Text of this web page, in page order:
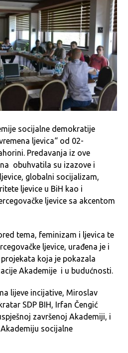
socijalne demokratije
ljevica“ od 02-
Predavanja iz ove
obuhvatila su izazove i
globalni socijalizam,
ljevice u BiH kao i
ljevice sa akcentom
tema, feminizam i ljevica te
ljevice, urađena je i
koja je pokazala
Akademije i u budućnosti.
lijeve incijative, Miroslav
SDP BIH, Irfan Čengić
završenoj Akademiji, i
socijalne